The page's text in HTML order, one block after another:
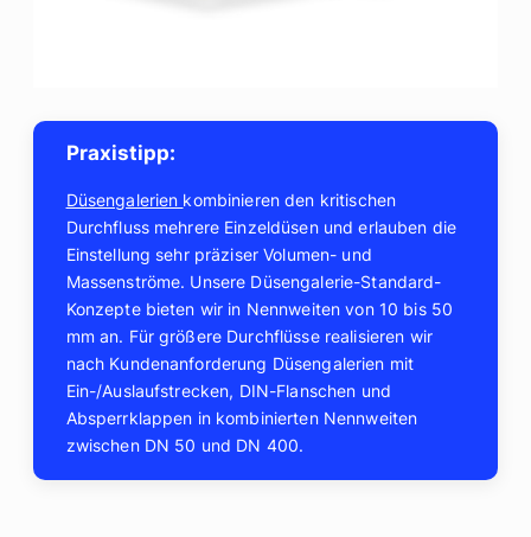
Praxistipp:
Düsengalerien kombinieren den kritischen
Durchfluss mehrere Einzeldüsen und erlauben die
Einstellung sehr präziser Volumen- und
Massenströme. Unsere Düsengalerie-Standard-
Konzepte bieten wir in Nennweiten von 10 bis 50
mm an. Für größere Durchflüsse realisieren wir
nach Kundenanforderung Düsengalerien mit
Ein-/Auslaufstrecken, DIN-Flanschen und
Absperrklappen in kombinierten Nennweiten
zwischen DN 50 und DN 400.